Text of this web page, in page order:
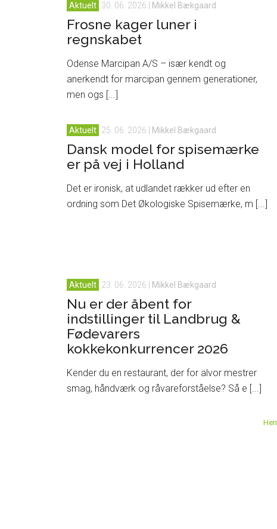
Aktuelt 30. 06. 2026 Mikkel Bækgaard
Frosne kager luner i
regnskabet
Odense Marcipan A/S – især kendt og
anerkendt for marcipan gennem generationer,
men ogs [...]
Aktuelt 25. 06. 2026 Mikkel Bækgaard
Dansk model for spisemærke
er på vej i Holland
Det er ironisk, at udlandet rækker ud efter en
ordning som Det Økologiske Spisemærke, m [...]
Aktuelt 23. 06. 2026 Mikkel Bækgaard
Nu er der åbent for
indstillinger til Landbrug &
Fødevarers
kokkekonkurrencer 2026
Kender du en restaurant, der for alvor mestrer
smag, håndværk og råvareforståelse? Så e [...]